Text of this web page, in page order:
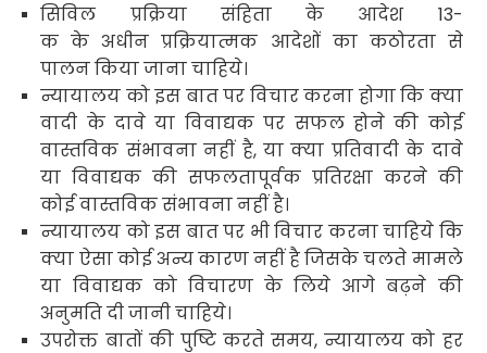
सिविल प्रक्रिया संहिता के आदेश 13-
क के अधीन प्रक्रियात्मक आदेशों का कठोरता से
पालन किया जाना चाहिये।
न्यायालय को इस बात पर विचार करना होगा कि क्या
वादी के दावे या विवाद्यक पर सफल होने की कोई
वास्तविक संभावना नहीं है,या क्या प्रतिवादी के दावे
या विवाद्यक की सफलतापूर्वक प्रतिरक्षा करने की
कोई वास्तविक संभावना नहीं है।
न्यायालय को इस बात पर भी विचार करना चाहिये कि
क्या ऐसा कोई अन्य कारण नहीं है जिसके चलते मामले
या विवाद्यक को विचारण के लिये आगे बढ़ने की
अनुमति दी जानी चाहिये।
उपरोक्त बातों की पुष्टि करते समय,न्यायालय को हर